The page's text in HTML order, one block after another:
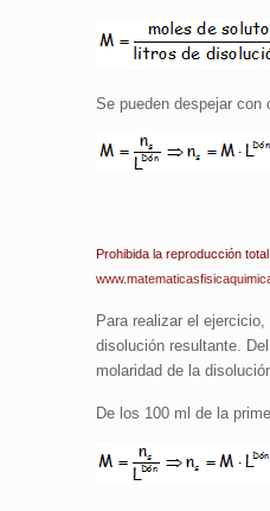
Se pueden despejar con
Prohibida la reproducción
Para realizar el
disolución resultante.
molaridad de la
De los 100 ml de la